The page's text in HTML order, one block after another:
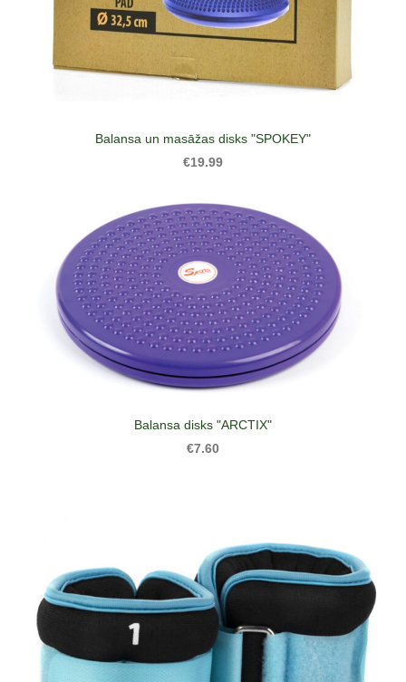
Balansa un masāžas disks "SPOKEY"
€19.99
Balansa disks "ARCTIX"
€7.60